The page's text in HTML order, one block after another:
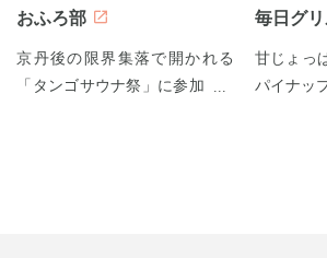
おふろ部
京丹後の限界集落で開かれる
「タンゴサウナ祭」に参加して
毎日グ
甘じょっ
パイナッ